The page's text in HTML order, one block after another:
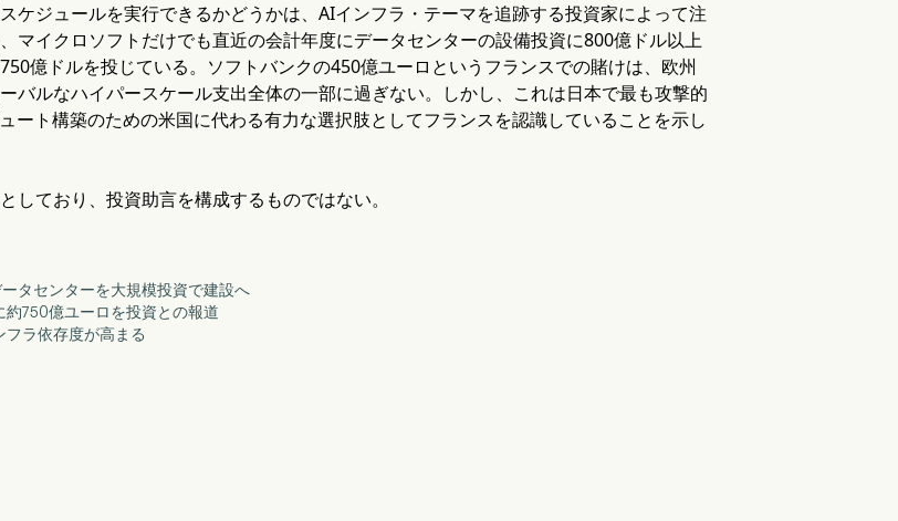
ケジュールを実行できるかどうかは、AIインフラ・テーマを追跡する投資家によって注
マイクロソフトだけでも直近の会計年度にデータセンターの設備投資に800億ドル以上
億ドルを投じている。ソフトバンクの450億ユーロというフランスでの賭けは、欧州
バルなハイパースケール支出全体の一部に過ぎない。しかし、これは日本で最も攻撃的
ート構築のための米国に代わる有力な選択肢としてフランスを認識していることを示し
しており、投資助言を構成するものではない。
タセンターを大規模投資で建設へ
750億ユーロを投資との報道
ラ依存度が高まる